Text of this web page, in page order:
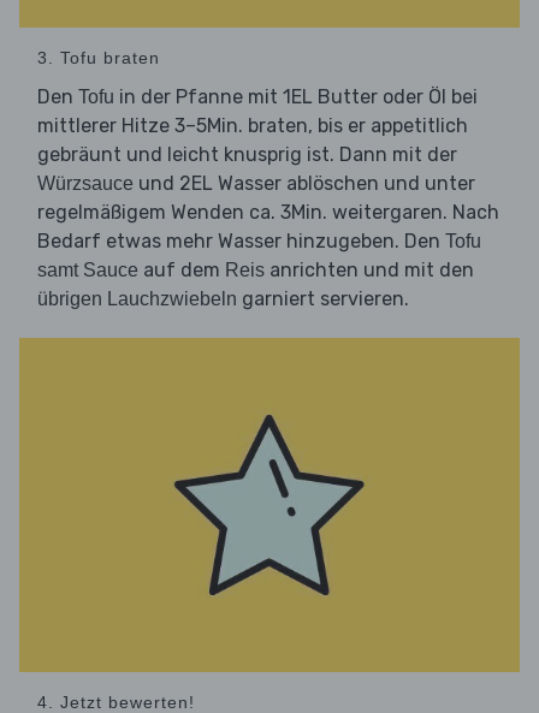
3. Tofu braten
Den Tofu in der Pfanne mit 1EL Butter oder Öl bei
mittlerer Hitze 3–5Min. braten, bis er appetitlich
gebräunt und leicht knusprig ist. Dann mit der
Würzsauce und 2EL Wasser ablöschen und unter
regelmäßigem Wenden ca. 3Min. weitergaren. Nach
Bedarf etwas mehr Wasser hinzugeben. Den Tofu
samt Sauce auf dem Reis anrichten und mit den
übrigen Lauchzwiebeln garniert servieren.
4. Jetzt bewerten!